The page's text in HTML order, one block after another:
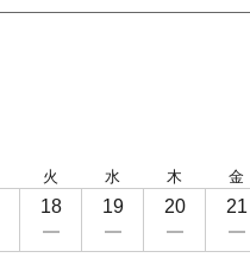
火
18
水
19
木
20
金
21